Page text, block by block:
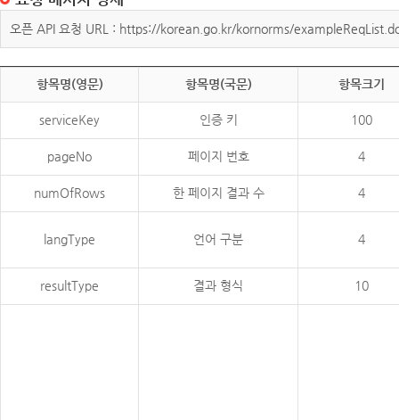
오픈 API 요청 URL : https://korean.go.kr/kornorms/
항목명(영문) 항목명(국문) 항목크기
serviceKey 인증 키 100
pageNo 페이지 번호 4
numOfRows 한 페이지 결과 수 4
langType 언어 구분 4
resultType 결과 형식 10